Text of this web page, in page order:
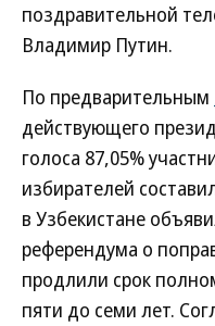
поздравительной
Владимир Путин.
По предварительным
действующего
голоса 87,05%
избирателей
в Узбекистане
референдума о
продлили срок
пяти до семи лет.